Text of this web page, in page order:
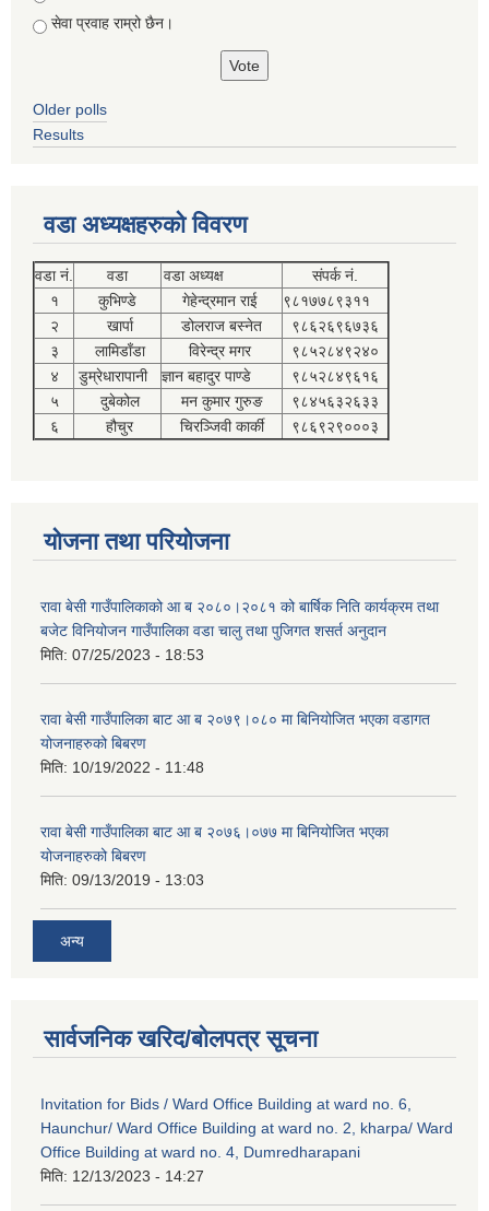
सेवा प्रवाह राम्रो छैन।
Older polls
Results
वडा अध्यक्षहरुको विवरण
वडा नं. वडा वडा अध्यक्ष
संपर्क नं.
१
कुभिण्डे गेहेन्द्रमान राई
९८१७७८९३११
२
खार्पा डोलराज बस्नेत
९८६२६९६७३६
३
लामिडाँडा विरेन्द्र मगर
९८५२८४९२४०
४
डुम्रेधारापानी ज्ञान बहादुर पाण्डे
९८५२८४९६१६
५
दुबेकोल मन कुमार गुरुङ
९८४५६३२६३३
६
हौचुर चिरञ्जिवी कार्की ९८६९२९०००३
योजना तथा परियोजना
रावा बेसी गाउँपालिकाको आ ब २०८०।२०८१ को बार्षिक निति कार्यक्रम तथा
बजेट विनियोजन गाउँपालिका वडा चालु तथा पुजिगत शसर्त अनुदान
मिति: 07/25/2023 - 18:53
रावा बेसी गाउँपालिका बाट आ ब २०७९।०८० मा बिनियोजित भएका वडागत
योजनाहरुको बिबरण
मिति: 10/19/2022 - 11:48
रावा बेसी गाउँपालिका बाट आ ब २०७६।०७७ मा बिनियोजित भएका
योजनाहरुको बिबरण
मिति: 09/13/2019 - 13:03
अन्य
सार्वजनिक खरिद/बोलपत्र सूचना
Invitation for Bids / Ward Office Building at ward no. 6,
Haunchur/ Ward Office Building at ward no. 2, kharpa/ Ward
Office Building at ward no. 4, Dumredharapani
मिति: 12/13/2023 - 14:27